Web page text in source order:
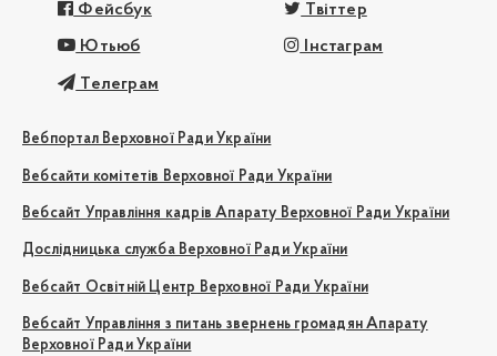
Фейсбук Твіттер
Ютьюб Інстаграм
Телеграм
Вебпортал Верховної Ради України
Вебсайти комітетів Верховної Ради України
Вебсайт Управління кадрів Апарату Верховної Ради України
Дослідницька служба Верховної Ради України
Вебсайт Освітній Центр Верховної Ради України
Вебсайт Управління з питань звернень громадян Апарату
Верховної Ради України